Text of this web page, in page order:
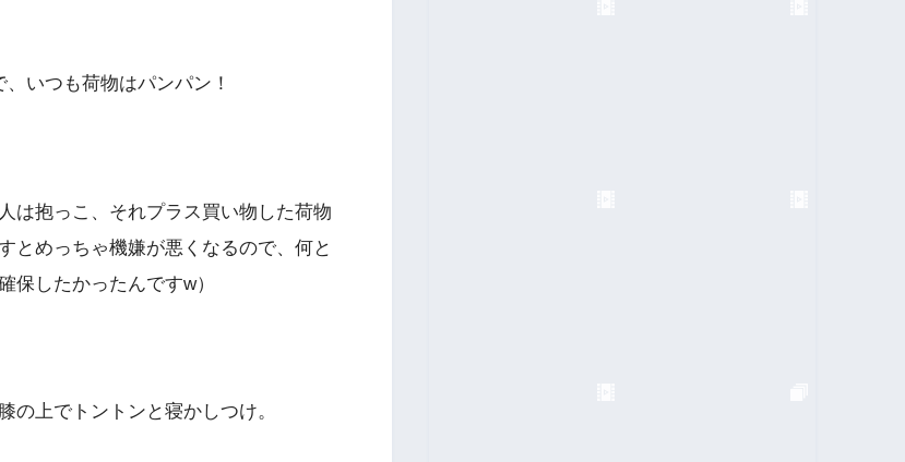
いつも荷物はパンパン！
は抱っこ、それプラス買い物した荷物
とめっちゃ機嫌が悪くなるので、何と
保したかったんですw）
の上でトントンと寝かしつけ。